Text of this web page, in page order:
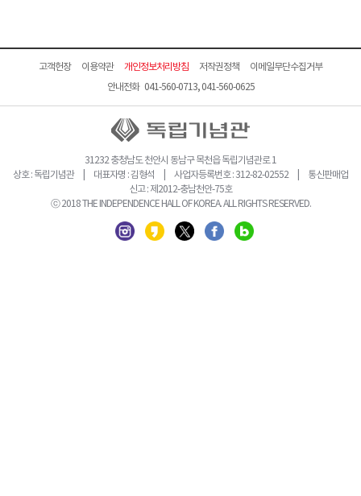
고객헌장 이용약관 개인정보처리방침 저작권정책
이메일무단수집거부
안내전화 041-560-0713, 041-560-0625
31232 충청남도 천안시 동남구 목천읍 독립기념관로 1
상호 : 독립기념관 | 대표자명 : 김형석 | 사업자등록번호 : 312-82-02552 | 통신판매업
신고 : 제2012-충남천안-75호
ⓒ 2018 THE INDEPENDENCE HALL OF KOREA. ALL RIGHTS RESERVED.